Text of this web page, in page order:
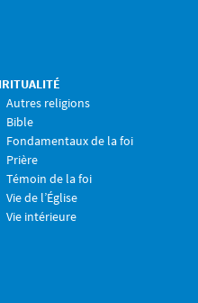
Autres religions
Bible
Fondamentaux de la foi
Prière
Témoin de la foi
Vie de l’Église
Vie intérieure